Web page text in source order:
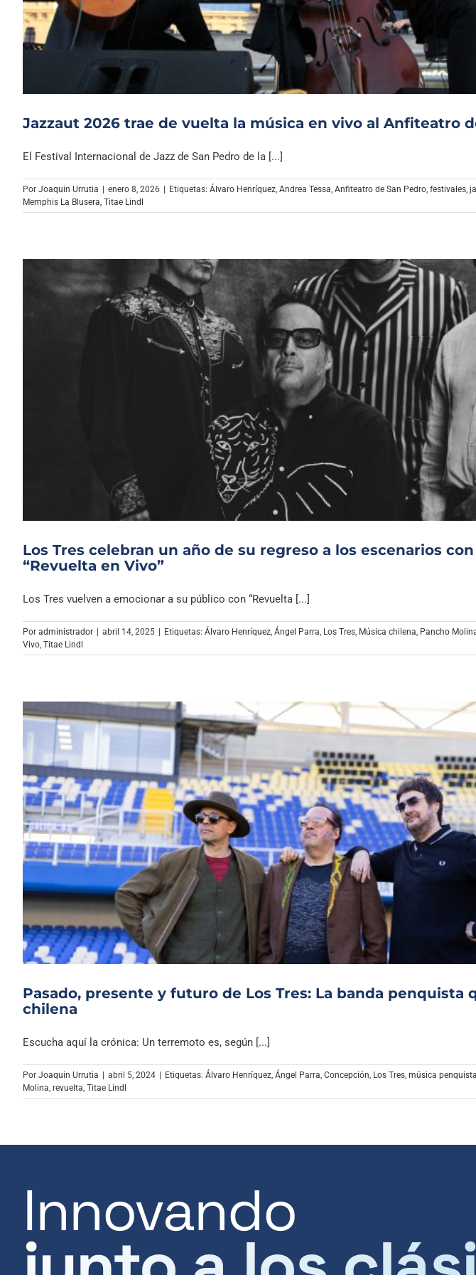
Jazzaut 2026 trae de vuelta la música en vivo al Anfiteatro
El Festival Internacional de Jazz de San Pedro de la [...]
Por Joaquin Urrutia enero 8, 2026 Etiquetas: Álvaro Henríquez, Andrea Tessa, Anfiteatro de San Pedro, festivales,
Memphis La Blusera, Titae Lindl
Los Tres celebran un año de su regreso a los escenarios
“Revuelta en Vivo”
Los Tres vuelven a emocionar a su público con “Revuelta [...]
Por administrador abril 14, 2025 Etiquetas: Álvaro Henríquez, Ángel Parra, Los Tres, Música chilena, Pancho
Vivo, Titae Lindl
Pasado, presente y futuro de Los Tres: La banda penquista
chilena
Escucha aquí la crónica: Un terremoto es, según [...]
Por Joaquin Urrutia | abril 5, 2024 | Etiquetas: Álvaro Henríquez Ángel Parra Concepción Los Tres música penquista
Molina revuelta Titae Lindl
Innovando